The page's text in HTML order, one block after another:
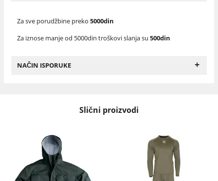
Za sve porudžbine preko 5000din
Za iznose manje od 5000din troškovi slanja su 500din
NAČIN ISPORUKE +
Slični proizvodi